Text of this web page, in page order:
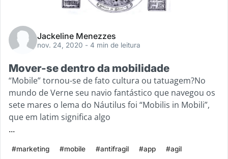
Jackeline Menezzes
nov. 24, 2020 - 4 min de leitura
Mover-se dentro da mobilidade
“Mobile” tornou-se de fato cultura ou tatuagem?No
mundo de Verne seu navio fantástico que navegou os
sete mares o lema do Náutilus foi “Mobilis in Mobili”,
que em latim significa algo
...
#marketing #mobile #antifragil #app #agil